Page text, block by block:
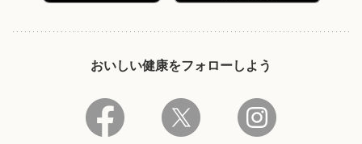
おいしい健康をフォローしよう